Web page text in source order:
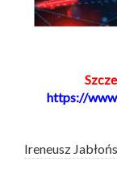
https://
Ireneusz